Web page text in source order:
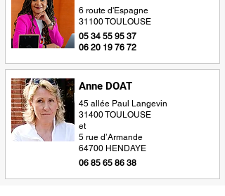
6 route d'Espagne
31100 TOULOUSE
05 34 55 95 37
06 20 19 76 72
Anne DOAT
45 allée Paul Langevin
31400 TOULOUSE
et
5 rue d’Armande
64700 HENDAYE
06 85 65 86 38